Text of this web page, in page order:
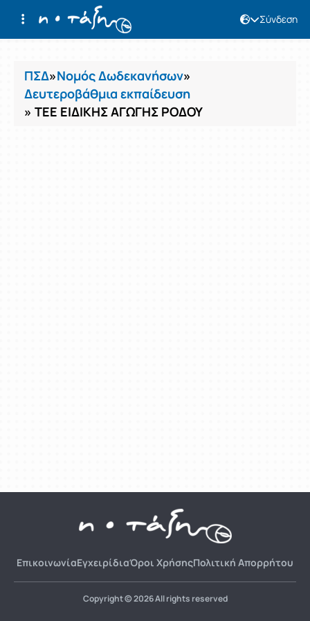
Σύνδεση
Μαθήματα
ΠΣΔ»Νομός Δωδεκανήσων»
Δευτεροβάθμια εκπαίδευση
» ΤΕΕ ΕΙΔΙΚΗΣ ΑΓΩΓΗΣ ΡΟΔΟΥ
ΕπικοινωνίαΕγχειρίδιαΌροι ΧρήσηςΠολιτική Απορρήτου
Copyright © 2026 All rights reserved